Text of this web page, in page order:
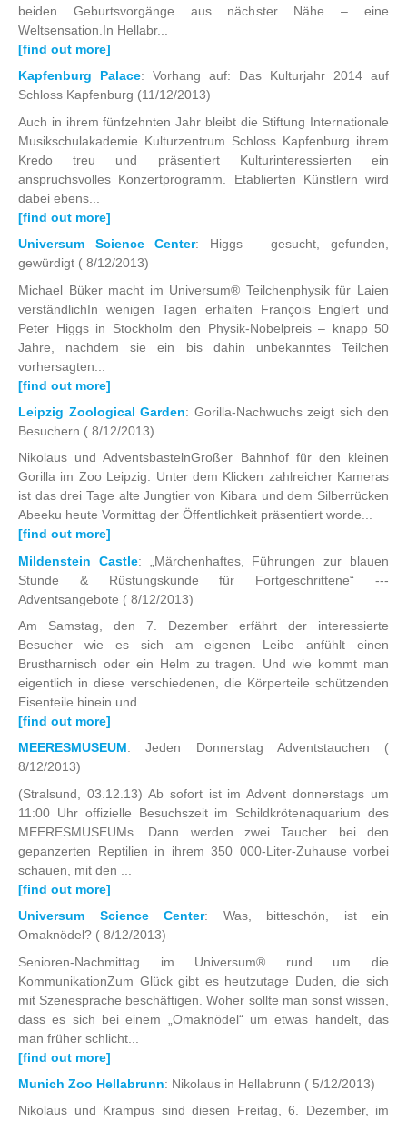
beiden Geburtsvorgänge aus nächster Nähe – eine
Weltsensation.In Hellabr...
[find out more]
Kapfenburg Palace: Vorhang auf: Das Kulturjahr 2014 auf
Schloss Kapfenburg (11/12/2013)
Auch in ihrem fünfzehnten Jahr bleibt die Stiftung Internationale
Musikschulakademie Kulturzentrum Schloss Kapfenburg ihrem
Kredo treu und präsentiert Kulturinteressierten ein
anspruchsvolles Konzertprogramm. Etablierten Künstlern wird
dabei ebens...
[find out more]
Universum Science Center: Higgs – gesucht, gefunden,
gewürdigt ( 8/12/2013)
Michael Büker macht im Universum® Teilchenphysik für Laien
verständlichIn wenigen Tagen erhalten François Englert und
Peter Higgs in Stockholm den Physik-Nobelpreis – knapp 50
Jahre, nachdem sie ein bis dahin unbekanntes Teilchen
vorhersagten...
[find out more]
Leipzig Zoological Garden: Gorilla-Nachwuchs zeigt sich den
Besuchern ( 8/12/2013)
Nikolaus und AdventsbastelnGroßer Bahnhof für den kleinen
Gorilla im Zoo Leipzig: Unter dem Klicken zahlreicher Kameras
ist das drei Tage alte Jungtier von Kibara und dem Silberrücken
Abeeku heute Vormittag der Öffentlichkeit präsentiert worde...
[find out more]
Mildenstein Castle: „Märchenhaftes, Führungen zur blauen
Stunde & Rüstungskunde für Fortgeschrittene“ ---
Adventsangebote ( 8/12/2013)
Am Samstag, den 7. Dezember erfährt der interessierte
Besucher wie es sich am eigenen Leibe anfühlt einen
Brustharnisch oder ein Helm zu tragen. Und wie kommt man
eigentlich in diese verschiedenen, die Körperteile schützenden
Eisenteile hinein und...
[find out more]
MEERESMUSEUM: Jeden Donnerstag Adventstauchen (
8/12/2013)
(Stralsund, 03.12.13) Ab sofort ist im Advent donnerstags um
11:00 Uhr offizielle Besuchszeit im Schildkrötenaquarium des
MEERESMUSEUMs. Dann werden zwei Taucher bei den
gepanzerten Reptilien in ihrem 350 000-Liter-Zuhause vorbei
schauen, mit den ...
[find out more]
Universum Science Center: Was, bitteschön, ist ein
Omaknödel? ( 8/12/2013)
Senioren-Nachmittag im Universum® rund um die
KommunikationZum Glück gibt es heutzutage Duden, die sich
mit Szenesprache beschäftigen. Woher sollte man sonst wissen,
dass es sich bei einem „Omaknödel“ um etwas handelt, das
man früher schlicht...
[find out more]
Munich Zoo Hellabrunn: Nikolaus in Hellabrunn ( 5/12/2013)
Nikolaus und Krampus sind diesen Freitag, 6. Dezember, im